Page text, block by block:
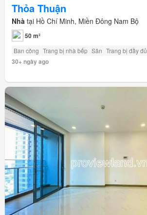
Thỏa Thuận
Nhà tại Hồ Chí Minh, Miền Đông Nam Bộ
50 m²
Ban công Trang bị nhà bếp Sân Trang bị đầy đủ
30+ ngày ago